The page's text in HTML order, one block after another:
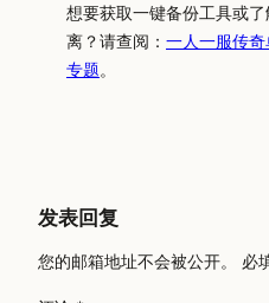
想要获取一键备份工具或
离？请查阅： 一人一服传
专题。
发表回复
您的邮箱地址不会被公开。 必